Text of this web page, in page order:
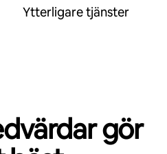
Ytterligare tjänster
gör